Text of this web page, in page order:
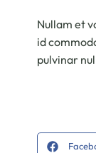
Nullam et
id
pulvinar